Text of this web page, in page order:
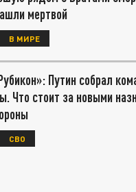
мертвой
В МИРЕ
Путин собрал
Что стоит за новыми
СВО